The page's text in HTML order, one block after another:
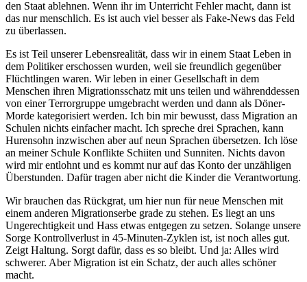
den Staat ablehnen. Wenn ihr im Unterricht Fehler macht, dann ist
das nur menschlich. Es ist auch viel besser als Fake-News das Feld
zu überlassen.
Es ist Teil unserer Lebensrealität, dass wir in einem Staat Leben in
dem Politiker erschossen wurden, weil sie freundlich gegenüber
Flüchtlingen waren. Wir leben in einer Gesellschaft in dem
Menschen ihren Migrationsschatz mit uns teilen und währenddessen
von einer Terrorgruppe umgebracht werden und dann als Döner-
Morde kategorisiert werden. Ich bin mir bewusst, dass Migration an
Schulen nichts einfacher macht. Ich spreche drei Sprachen, kann
Hurensohn inzwischen aber auf neun Sprachen übersetzen. Ich löse
an meiner Schule Konflikte Schiiten und Sunniten. Nichts davon
wird mir entlohnt und es kommt nur auf das Konto der unzähligen
Überstunden. Dafür tragen aber nicht die Kinder die Verantwortung.
Wir brauchen das Rückgrat, um hier nun für neue Menschen mit
einem anderen Migrationserbe grade zu stehen. Es liegt an uns
Ungerechtigkeit und Hass etwas entgegen zu setzen. Solange unsere
Sorge Kontrollverlust in 45-Minuten-Zyklen ist, ist noch alles gut.
Zeigt Haltung. Sorgt dafür, dass es so bleibt. Und ja: Alles wird
schwerer. Aber Migration ist ein Schatz, der auch alles schöner
macht.